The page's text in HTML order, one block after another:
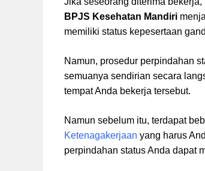
BPJS Kesehatan Mandiri
memiliki status kepesertaan
Namun, prosedur perpindahan
semuanya sendirian secara
tempat Anda bekerja tersebut.
Namun sebelum itu, terdapat
Ketenagakerjaan yang harus
perpindahan status Anda dapat